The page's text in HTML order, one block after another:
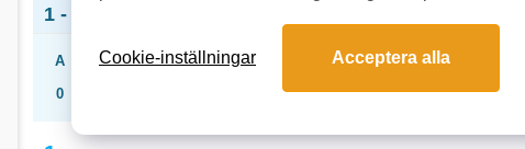
1 - Produkter A-Ö
A C D E F G J K L M
0
8 9
Cookie-inställningar Acceptera alla